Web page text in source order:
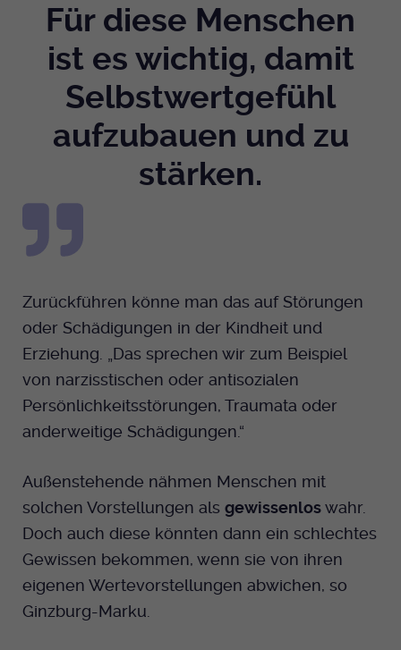
Für diese Menschen
ist es wichtig, damit
Selbstwertgefühl
aufzubauen und zu
stärken.
Zurückführen könne man das auf Störungen
oder Schädigungen in der Kindheit und
Erziehung. „Das sprechen wir zum Beispiel
von narzisstischen oder antisozialen
Persönlichkeitsstörungen, Traumata oder
anderweitige Schädigungen.“
Außenstehende nähmen Menschen mit
solchen Vorstellungen als gewissenloswahr.
Doch auch diese könnten dann ein schlechtes
Gewissen bekommen, wenn sie von ihren
eigenen Wertevorstellungen abwichen, so
Ginzburg-Marku.